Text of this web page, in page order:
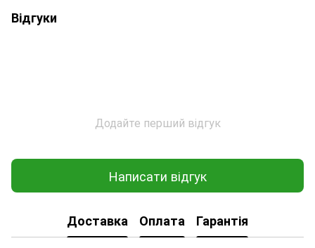
Відгуки
Додайте перший відгук
Написати відгук
Доставка Оплата Гарантія